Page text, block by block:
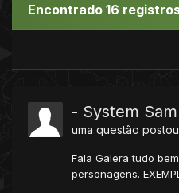
Encontrado 16
- System
uma questão postou
Fala Galera tudo
personagens.